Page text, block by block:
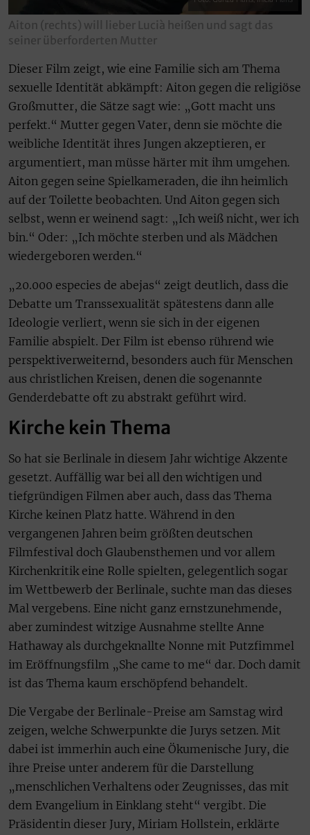
Aiton (rechts) will lieber Lucià heißen und sagt das
seiner überforderten Mutter
Dieser Film zeigt, wie eine Familie sich am Thema
sexuelle Identität abkämpft: Aiton gegen die religiöse
Großmutter, die Sätze sagt wie: „Gott macht uns
perfekt.“ Mutter gegen Vater, denn sie möchte die
weibliche Identität ihres Jungen akzeptieren, er
argumentiert, man müsse härter mit ihm umgehen.
Aiton gegen seine Spielkameraden, die ihn heimlich
auf der Toilette beobachten. Und Aiton gegen sich
selbst, wenn er weinend sagt: „Ich weiß nicht, wer ich
bin.“ Oder: „Ich möchte sterben und als Mädchen
wiedergeboren werden.“
„20.000 especies de abejas“ zeigt deutlich, dass die
Debatte um Transsexualität spätestens dann alle
Ideologie verliert, wenn sie sich in der eigenen
Familie abspielt. Der Film ist ebenso rührend wie
perspektiverweiternd, besonders auch für Menschen
aus christlichen Kreisen, denen die sogenannte
Genderdebatte oft zu abstrakt geführt wird.
Kirche kein Thema
So hat sie Berlinale in diesem Jahr wichtige Akzente
gesetzt. Auffällig war bei all den wichtigen und
tiefgründigen Filmen aber auch, dass das Thema
Kirche keinen Platz hatte. Während in den
vergangenen Jahren beim größten deutschen
Filmfestival doch Glaubensthemen und vor allem
Kirchenkritik eine Rolle spielten, gelegentlich sogar
im Wettbewerb der Berlinale, suchte man das dieses
Mal vergebens. Eine nicht ganz ernstzunehmende,
aber zumindest witzige Ausnahme stellte Anne
Hathaway als durchgeknallte Nonne mit Putzfimmel
im Eröffnungsfilm „She came to me“ dar. Doch damit
ist das Thema kaum erschöpfend behandelt.
Die Vergabe der Berlinale-Preise am Samstag wird
zeigen, welche Schwerpunkte die Jurys setzen. Mit
dabei ist immerhin auch eine Ökumenische Jury, die
ihre Preise unter anderem für die Darstellung
„menschlichen Verhaltens oder Zeugnisses, das mit
dem Evangelium in Einklang steht“ vergibt. Die
Präsidentin dieser Jury, Miriam Hollstein, erklärte